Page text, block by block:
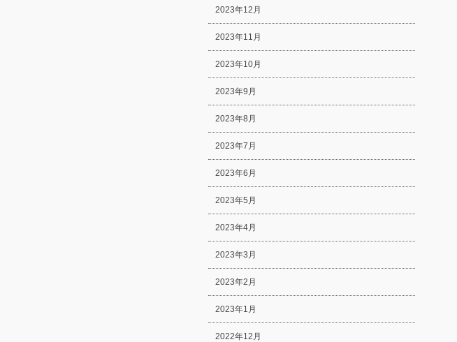
2023年12月
2023年11月
2023年10月
2023年9月
2023年8月
2023年7月
2023年6月
2023年5月
2023年4月
2023年3月
2023年2月
2023年1月
2022年12月